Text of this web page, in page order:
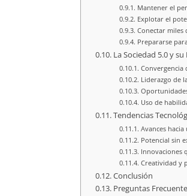
Mantener el
Explotar el
Conectar miles
Prepararse
La Sociedad 5.0 y
Convergencia
Liderazgo de
Uso de
Tendencias
Avances
Potencial sin
Innovaciones
Creatividad y
Conclusión
Preguntas